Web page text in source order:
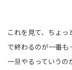
これを見て、ちょ
で終わるのが一番も
一旦やるっていうの